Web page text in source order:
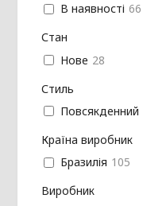
В наявності 66
Стан
Нове 28
Стиль
Повсякденний
Країна виробник
Бразилія 105
Виробник